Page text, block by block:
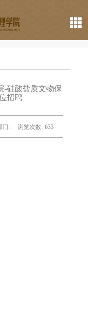
-硅酸盐质文物保
招聘
门: 浏览次数: 633